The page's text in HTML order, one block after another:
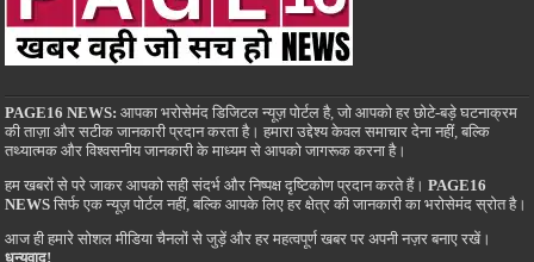
PAGE16 NEWS: आपका भरोसेमंद डिजिटल न्यूज़ पोर्टल है, जो आपको हर छोटे-बड़े घटनाक्रम
की ताज़ा और सटीक जानकारी प्रदान करता है। हमारा उद्देश्य केवल समाचार देना नहीं, बल्कि
तथ्यात्मक और विश्वसनीय जानकारी के माध्यम से आपको जागरूक करना है।
हम खबरों से परे जाकर आपको सही संदर्भ और निष्पक्ष दृष्टिकोण प्रदान करते हैं।PAGE16
NEWS सिर्फ एक न्यूज़ पोर्टल नहीं, बल्कि आपके लिए हर क्षेत्र की जानकारी का भरोसेमंद स्रोत है।
आज ही हमारे सोशल मीडिया चैनलों से जुड़ें और हर महत्वपूर्ण खबर पर अपनी नज़र बनाए रखें।
धन्यवाद!